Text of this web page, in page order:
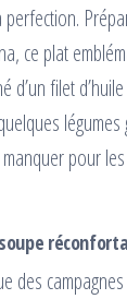
ce plat
d’un filet
légumes
pour
des